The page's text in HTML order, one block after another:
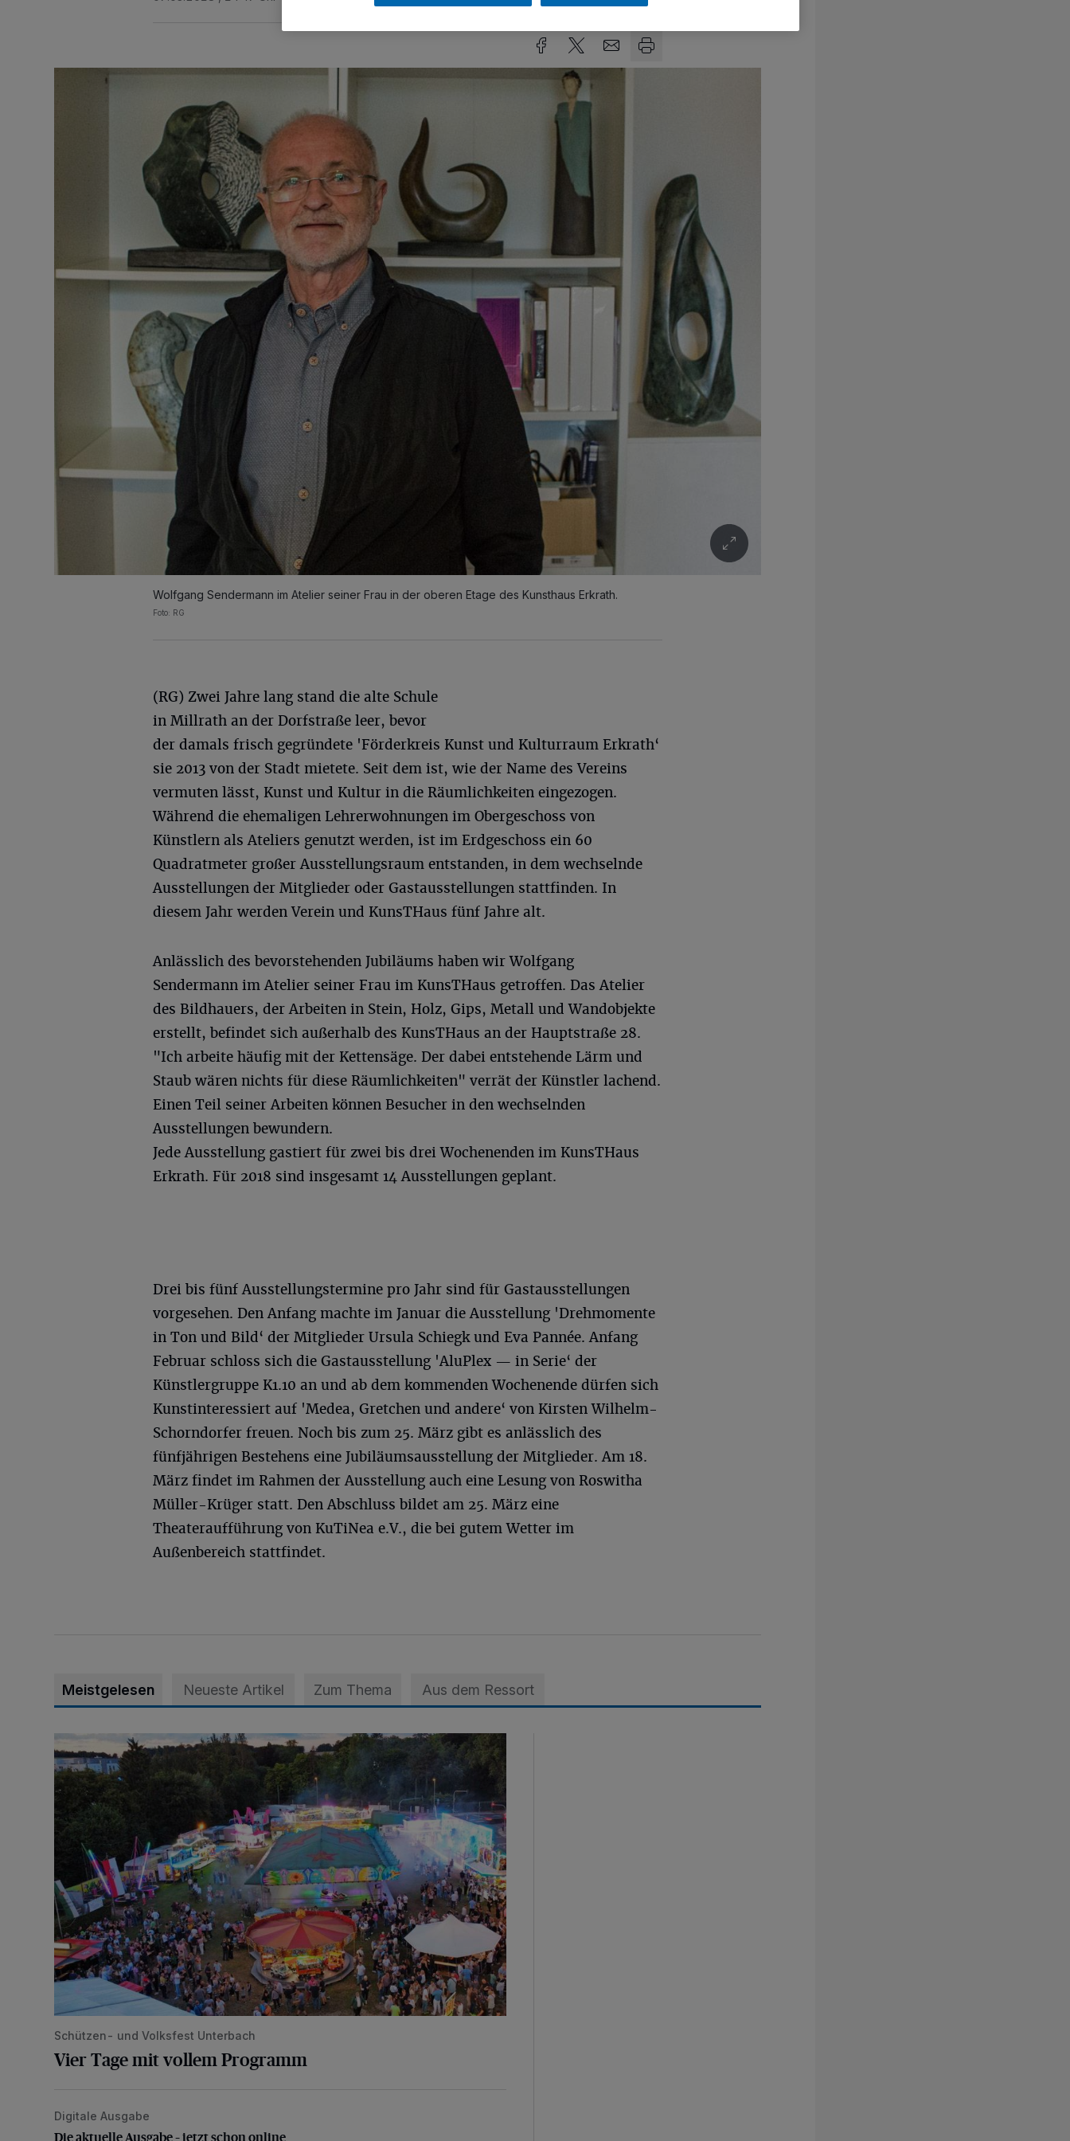
Wolfgang Sendermann im Atelier seiner Frau in der oberen Etage des Kunsthaus Erkrath.
Foto: RG
(RG) Zwei Jahre lang stand die alte Schule
in Millrath an der Dorfstraße leer, bevor
der damals frisch gegründete 'Förderkreis Kunst und Kulturraum Erkrath‘
sie 2013 von der Stadt mietete. Seit dem ist, wie der Name des Vereins
vermuten lässt, Kunst und Kultur in die Räumlichkeiten eingezogen.
Während die ehemaligen Lehrerwohnungen im Obergeschoss von
Künstlern als Ateliers genutzt werden, ist im Erdgeschoss ein 60
Quadratmeter großer Ausstellungsraum entstanden, in dem wechselnde
Ausstellungen der Mitglieder oder Gastausstellungen stattfinden. In
diesem Jahr werden Verein und KunsTHaus fünf Jahre alt.
Anlässlich des bevorstehenden Jubiläums haben wir Wolfgang
Sendermann im Atelier seiner Frau im KunsTHaus getroffen. Das Atelier
des Bildhauers, der Arbeiten in Stein, Holz, Gips, Metall und Wandobjekte
erstellt, befindet sich außerhalb des KunsTHaus an der Hauptstraße 28.
"Ich arbeite häufig mit der Kettensäge. Der dabei entstehende Lärm und
Staub wären nichts für diese Räumlichkeiten" verrät der Künstler lachend.
Einen Teil seiner Arbeiten können Besucher in den wechselnden
Ausstellungen bewundern.
Jede Ausstellung gastiert für zwei bis drei Wochenenden im KunsTHaus
Erkrath. Für 2018 sind insgesamt 14 Ausstellungen geplant.
Drei bis fünf Ausstellungstermine pro Jahr sind für Gastausstellungen
vorgesehen. Den Anfang machte im Januar die Ausstellung 'Drehmomente
in Ton und Bild‘ der Mitglieder Ursula Schiegk und Eva Pannée. Anfang
Februar schloss sich die Gastausstellung 'AluPlex — in Serie‘ der
Künstlergruppe K1.10 an und ab dem kommenden Wochenende dürfen sich
Kunstinteressiert auf 'Medea, Gretchen und andere‘ von Kirsten Wilhelm-
Schorndorfer freuen. Noch bis zum 25. März gibt es anlässlich des
fünfjährigen Bestehens eine Jubiläumsausstellung der Mitglieder. Am 18.
März findet im Rahmen der Ausstellung auch eine Lesung von Roswitha
Müller-Krüger statt. Den Abschluss bildet am 25. März eine
Theateraufführung von KuTiNea e.V., die bei gutem Wetter im
Außenbereich stattfindet.
Meistgelesen Neueste Artikel Zum Thema Aus dem Ressort
Vier Tage mit vollem Programm
Schützen- und Volksfest Unterbach
Vier Tage mit vollem Programm
Die aktuelle Ausgabe – jetzt schon online
Digitale Ausgabe
Die aktuelle Ausgabe – jetzt schon online